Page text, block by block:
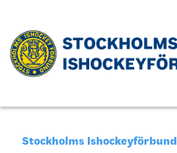
Stockholms Ishockeyförbund